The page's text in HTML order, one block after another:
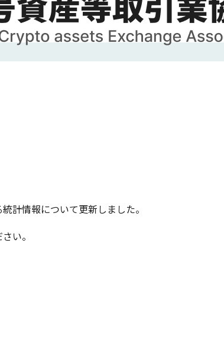
計情報について更新しました。
い。